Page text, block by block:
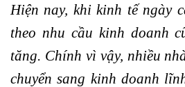
Hiện nay, khi kinh tế ngày
theo nhu cầu kinh doanh
tăng. Chính vì vậy, nhiều
chuyển sang kinh doanh